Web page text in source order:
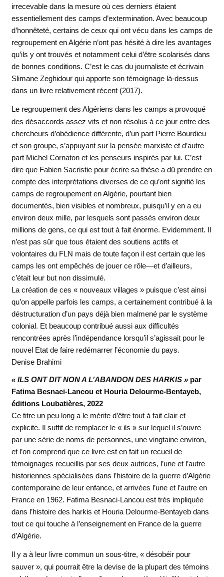
irrecevable dans la mesure où ces derniers étaient
essentiellement des camps d’extermination. Avec beaucoup
d’honnêteté, certains de ceux qui ont vécu dans les camps de
regroupement en Algérie n’ont pas hésité à dire les avantages
qu’ils y ont trouvés et notamment celui d’être scolarisés dans
de bonnes conditions. C’est le cas du journaliste et écrivain
Slimane Zeghidour qui apporte son témoignage là-dessus
dans un livre relativement récent (2017).
Le regroupement des Algériens dans les camps a provoqué
des désaccords assez vifs et non résolus à ce jour entre des
chercheurs d’obédience différente, d’un part Pierre Bourdieu
et son groupe, s’appuyant sur la pensée marxiste et d’autre
part Michel Cornaton et les penseurs inspirés par lui. C’est
dire que Fabien Sacristie pour écrire sa thèse a dû prendre en
compte des interprétations diverses de ce qu’ont signifié les
camps de regroupement en Algérie, pourtant bien
documentés, bien visibles et nombreux, puisqu’il y en a eu
environ deux mille, par lesquels sont passés environ deux
millions de gens, ce qui est tout à fait énorme. Evidemment. Il
n’est pas sûr que tous étaient des soutiens actifs et
volontaires du FLN mais de toute façon il est certain que les
camps les ont empêchés de jouer ce rôle—et d’ailleurs,
c’était leur but non dissimulé.
La création de ces « nouveaux villages » puisque c’est ainsi
qu’on appelle parfois les camps, a certainement contribué à la
déstructuration d’un pays déjà bien malmené par le système
colonial. Et beaucoup contribué aussi aux difficultés
rencontrées après l’indépendance lorsqu’il s’agissait pour le
nouvel Etat de faire redémarrer l’économie du pays.
Denise Brahimi
« ILS ONT DIT NON A L’ABANDON DES HARKIS »par
Fatima Besnaci-Lancou et Houria Delourme-Bentayeb,
éditions Loubatières, 2022
Ce titre un peu long a le mérite d’être tout à fait clair et
explicite. Il suffit de remplacer le « ils » sur lequel il s’ouvre
par une série de noms de personnes, une vingtaine environ,
et l’on comprend que ce livre est en fait un recueil de
témoignages recueillis par ses deux autrices, l’une et l’autre
historiennes spécialisées dans l’histoire de la guerre d’Algérie
contemporaine de leur enfance, et arrivées l’une et l’autre en
France en 1962. Fatima Besnaci-Lancou est très impliquée
dans l’histoire des harkis et Houria Delourme-Bentayeb dans
tout ce qui touche à l’enseignement en France de la guerre
d’Algérie.
Il y a à leur livre commun un sous-titre, « désobéir pour
sauver », qui pourrait être la devise de la plupart des témoins